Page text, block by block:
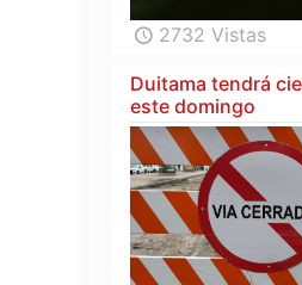
2732 Vistas
Duitama tendrá
este domingo